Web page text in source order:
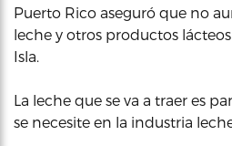
Puerto Rico aseguró que no
leche y otros productos
Isla.
La leche que se va a traer es
se necesite en la industria